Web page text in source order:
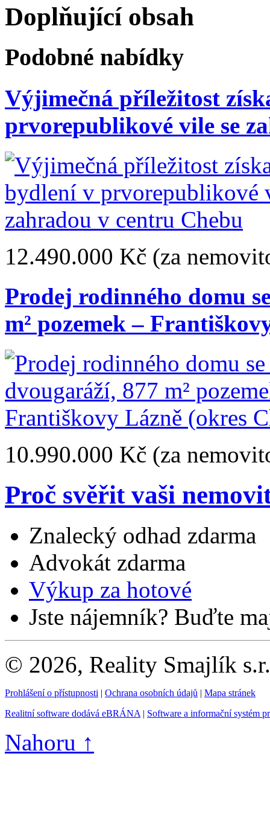
Doplňující obsah
Podobné nabídky
Výjimečná příležitost
prvorepublikové vile se
12.490.000 Kč (za
Prodej rodinného domu
m² pozemek –
10.990.000 Kč (za
Proč svěřit vaši
Znalecký odhad zdarma
Advokát zdarma
Výkup za hotové
Jste nájemník? Buďte
© 2026, Reality Smajlík
Prohlášení o přístupnosti | Ochrana osobních údajů | Mapa stránek
Realitní software dodává eBRÁNA | Software a informační systém
Nahoru ↑